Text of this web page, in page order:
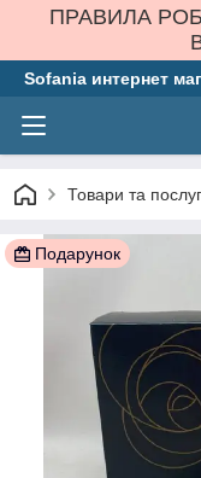
ПРАВИЛА
Sofania интернет
Товари та
Подарунок